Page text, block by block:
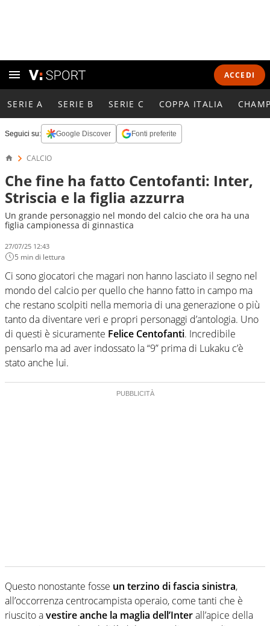
ACCEDI
SERIE A SERIE B SERIE C COPPA ITALIA
Seguici su: Google Discover Fonti preferite
CALCIO
Che fine ha fatto Centofanti: Inter,
Striscia e la figlia azzurra
Un grande personaggio nel mondo del calcio che ora ha una
figlia campionessa di ginnastica
27/07/25 12:43
5 min di lettura
Ci sono giocatori che magari non hanno lasciato il segno nel
mondo del calcio per quello che hanno fatto in campo ma
che restano scolpiti nella memoria di una generazione o più
tanto da diventare veri e propri personaggi d’antologia. Uno
di questi è sicuramente Felice Centofanti. Incredibile
pensarlo ma ad aver indossato la “9” prima di Lukaku c’è
stato anche lui.
Questo nonostante fosse un terzino di fascia sinistra,
all’occorrenza centrocampista operaio, come tanti che è
riuscito avestire anche la maglia dell’Interall’apice della